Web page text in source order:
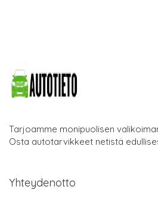
Tarjoamme monipuolisen
Osta autotarvikkeet netistä
Yhteydenotto